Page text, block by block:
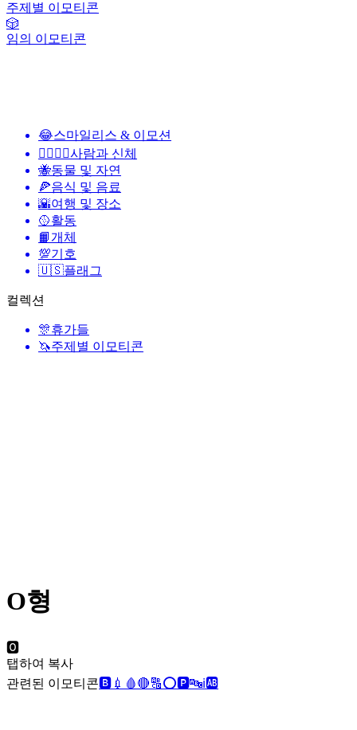
주제별 이모티콘
🎲
임의 이모티콘
😂스마일리스 & 이모션
👩‍❤️‍💋‍👨사람과 신체
🐝동물 및 자연
🍕음식 및 음료
🌇여행 및 장소
🥎활동
📙개체
💯기호
🇺🇸플래그
컬렉션
🎊휴가들
🦄주제별 이모티콘
O형
🅾️
탭하여 복사
관련된 이모티콘🅱️ 💉 🩸🔴🔠⭕🅿️🔤ℹ️🆎